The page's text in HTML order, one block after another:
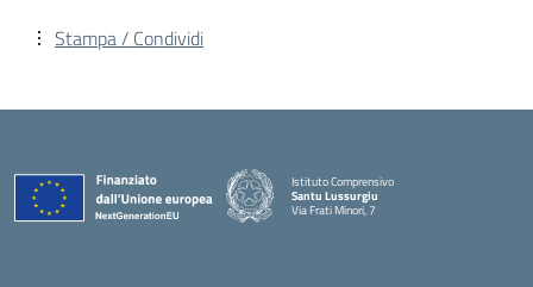
Stampa / Condividi
Istituto Comprensivo
Santu Lussurgiu
Via Frati Minori, 7